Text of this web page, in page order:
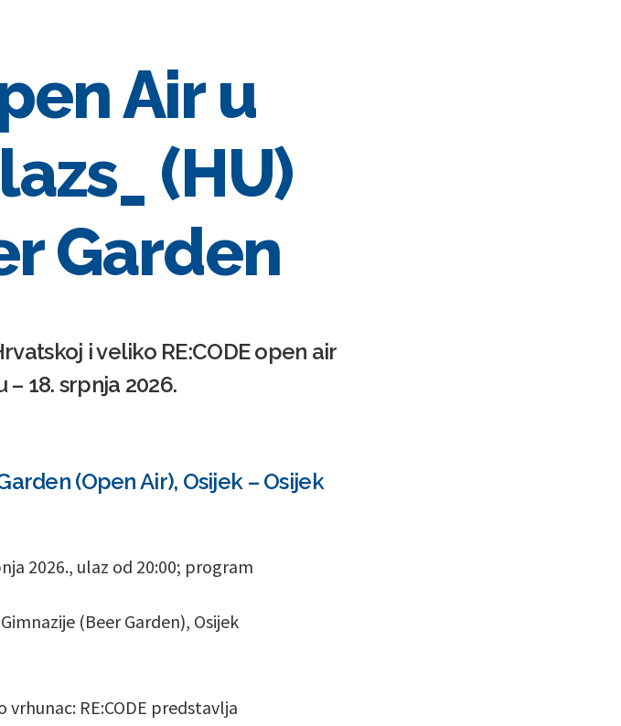
Air u
(HU)
Garden
i veliko RE:CODE open air
18. srpnja 2026.
(Open Air), Osijek – Osijek
2026., ulaz od 20:00; program
(Beer Garden), Osijek
RE:CODE predstavlja